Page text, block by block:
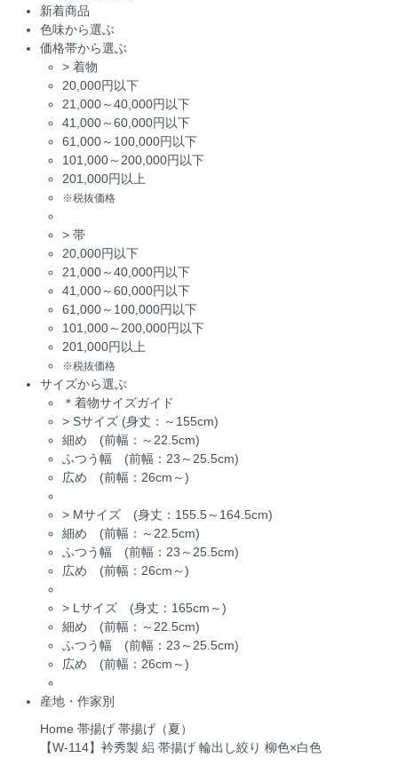
新着商品
色味から選ぶ
価格帯から選ぶ
> 着物
20,000円以下
21,000～40,000円以下
41,000～60,000円以下
61,000～100,000円以下
101,000～200,000円以下
201,000円以上
※税抜価格
> 帯
20,000円以下
21,000～40,000円以下
41,000～60,000円以下
61,000～100,000円以下
101,000～200,000円以下
201,000円以上
※税抜価格
サイズから選ぶ
＊着物サイズガイド
> Sサイズ (身丈：～155cm)
細め (前幅：～22.5cm)
ふつう幅 (前幅：23～25.5cm)
広め (前幅：26cm～)
> Mサイズ (身丈：155.5～164.5cm)
細め (前幅：～22.5cm)
ふつう幅 (前幅：23～25.5cm)
広め (前幅：26cm～)
> Lサイズ (身丈：165cm～)
細め (前幅：～22.5cm)
ふつう幅 (前幅：23～25.5cm)
広め (前幅：26cm～)
産地・作家別
Home 帯揚げ 帯揚げ（夏）
【W-114】衿秀製 絽 帯揚げ 輪出し絞り 柳色×白色